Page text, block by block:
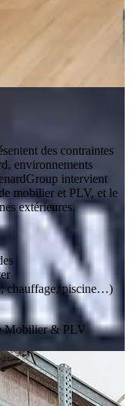
des contraintes
environnements
intervient
mobilier et PLV, et le
extérieures.
chauffage, piscine…)
Mobilier & PLV